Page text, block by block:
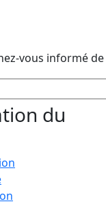
vous informé
du